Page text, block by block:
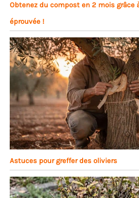
Obtenez du compost en 2 mois grâce
éprouvée !
Astuces pour greffer des oliviers